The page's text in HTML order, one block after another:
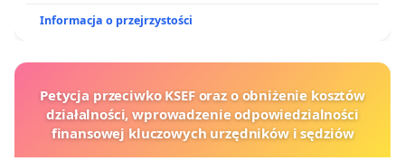
Informacja o przejrzystości
Petycja przeciwko KSEF oraz o obniżenie kosztów
działalności, wprowadzenie odpowiedzialności
finansowej kluczowych urzędników i sędziów